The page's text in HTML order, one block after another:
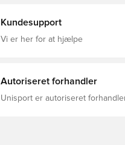
Kundesupport
Vi er her for at hjælpe
Autoriseret forhandler
Unisport er autoriseret